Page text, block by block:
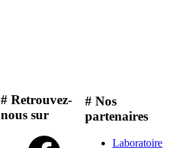
# Retrouvez-
nous sur
# Nos
partenaires
Laboratoire